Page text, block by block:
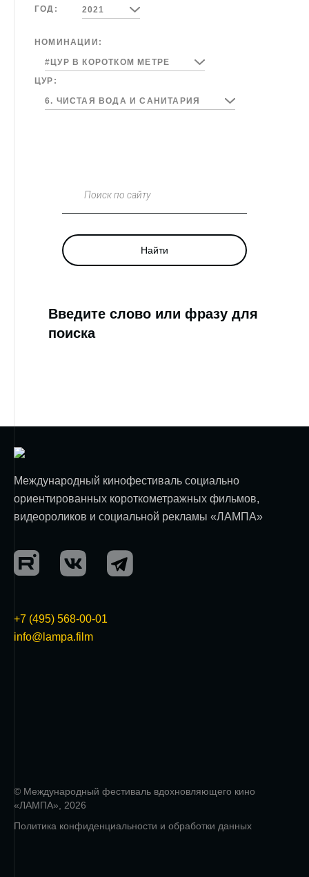
ГОД: 2021
НОМИНАЦИИ:
#ЦУР В КОРОТКОМ МЕТРЕ
ЦУР:
6. ЧИСТАЯ ВОДА И САНИТАРИЯ
Поиск по сайту
Найти
Введите слово или фразу для
поиска
Международный кинофестиваль социально
ориентированных короткометражных фильмов,
видеороликов и социальной рекламы «ЛАМПА»
+7 (495) 568-00-01
info@lampa.film
© Международный фестиваль вдохновляющего кино
«ЛАМПА», 2026
Политика конфиденциальности и обработки данных